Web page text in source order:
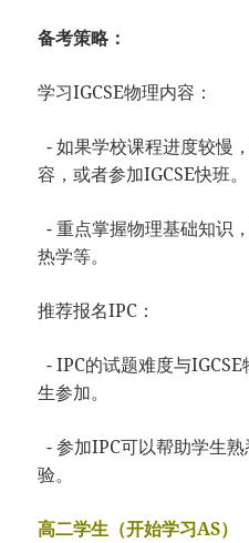
备考策略：
学习IGCSE物理内容：
- 如果学校课程进度较慢
容，或者参加IGCSE快班。
- 重点掌握物理基础知识
热学等。
推荐报名IPC：
- IPC的试题难度与
生参加。
- 参加IPC可以帮助学生
验。
高二学生（开始学习AS）